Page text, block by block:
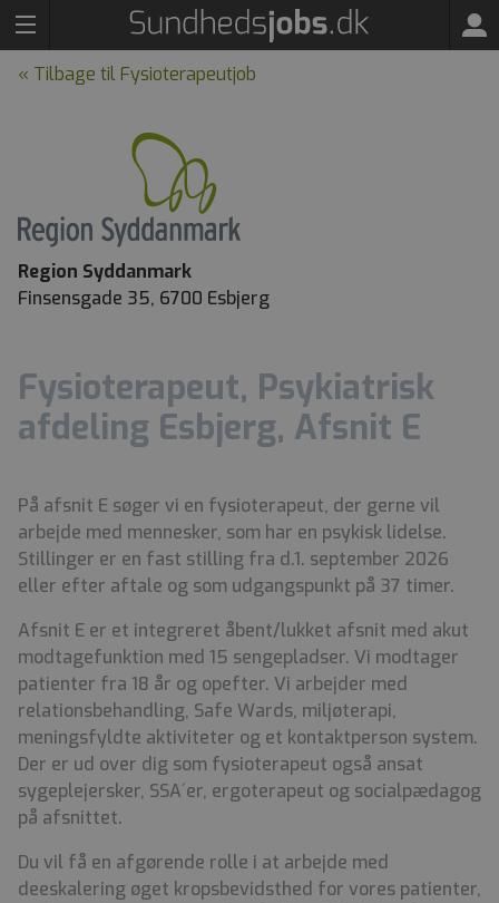
« Tilbage til Fysioterapeutjob
Region Syddanmark
Finsensgade 35, 6700 Esbjerg
Fysioterapeut, Psykiatrisk
afdeling Esbjerg, Afsnit E
På afsnit E søger vi en fysioterapeut, der gerne vil
arbejde med mennesker, som har en psykisk lidelse.
Stillinger er en fast stilling fra d.1. september 2026
eller efter aftale og som udgangspunkt på 37 timer.
Afsnit E er et integreret åbent/lukket afsnit med akut
modtagefunktion med 15 sengepladser. Vi modtager
patienter fra 18 år og opefter. Vi arbejder med
relationsbehandling, Safe Wards, miljøterapi,
meningsfyldte aktiviteter og et kontaktperson system.
Der er ud over dig som fysioterapeut også ansat
sygeplejersker, SSA´er, ergoterapeut og socialpædagog
på afsnittet.
Du vil få en afgørende rolle i at arbejde med
deeskalering øget kropsbevidsthed for vores patienter,